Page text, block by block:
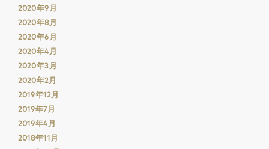
2020年9月
2020年8月
2020年6月
2020年4月
2020年3月
2020年2月
2019年12月
2019年7月
2019年4月
2018年11月